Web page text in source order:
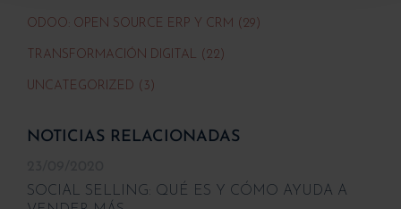
ODOO: OPEN SOURCE ERP Y CRM (29)
TRANSFORMACIÓN DIGITAL (22)
UNCATEGORIZED (3)
NOTICIAS RELACIONADAS
SOCIAL SELLING: QUÉ ES Y CÓMO AYUDA A